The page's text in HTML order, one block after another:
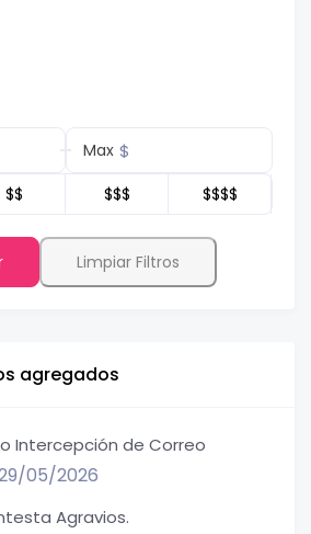
Max $
$$ $$$ $$$$
Limpiar Filtros
agregados
Intercepción de Correo
05/2026
Agravios.